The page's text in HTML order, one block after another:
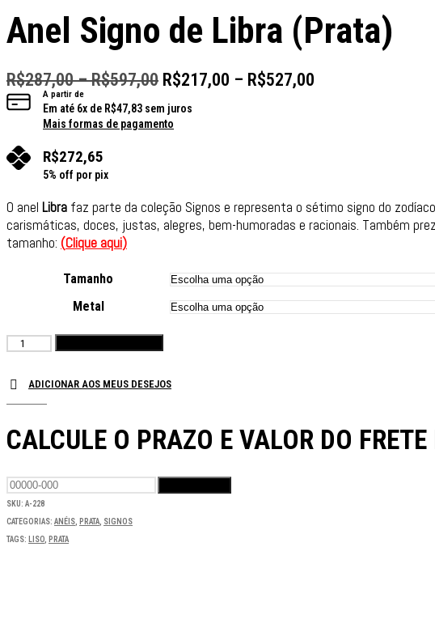
Anel Signo de Libra (Prata)
R$287,00 – R$597,00 R$217,00 – R$527,00
A partir de
Em até 6x de R$47,83 sem juros
Mais formas de pagamento
R$272,65
5% off por pix
O anel Libra faz parte da coleção Signos e representa o sétimo signo do
carismáticas, doces, justas, alegres, bem-humoradas e racionais. Também
tamanho: (Clique aqui)
Tamanho
Metal
ADICIONAR AOS MEUS DESEJOS
CALCULE O PRAZO E VALOR DO
SKU: A-228
CATEGORIAS: ANÉIS PRATA SIGNOS
TAGS: LISO PRATA